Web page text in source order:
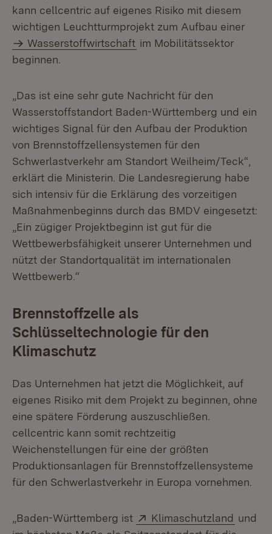
kann cellcentric auf eigenes Risiko mit diesem
wichtigen Leuchtturmpro­jekt zum Aufbau einer
Wasserstoffwirtschaft im Mobilitätssektor
beginnen.
„Das ist eine sehr gute Nachricht für den
Wasserstoffstandort Baden-Württemberg und ein
wichtiges Signal für den Aufbau der Produktion
von Brenn­stoffzellensystemen für den
Schwerlastverkehr am Standort Weilheim/Teck“,
er­klärt die Ministerin. Die Landesregierung habe
sich intensiv für die Erklärung des vorzeitigen
Maßnahmenbeginns durch das BMDV eingesetzt:
„Ein zügiger Projektbeginn ist gut für die
Wettbewerbsfähigkeit unserer Unternehmen und
nützt der Standortqualität im internationalen
Wettbewerb.“
Brennstoffzelle als
Schlüsseltechnologie für den
Klimaschutz
Das Unternehmen hat jetzt die Möglichkeit, auf
eigenes Risiko mit dem Projekt zu beginnen, ohne
eine spätere Förderung auszuschließen.
cellcentric kann so­mit rechtzeitig
Weichenstellungen für eine der größten
Produktionsanlagen für Brennstoffzellensysteme
für den Schwerlastverkehr in Europa vornehmen.
„Baden-Württemberg ist Extern:
Klimaschutzland und